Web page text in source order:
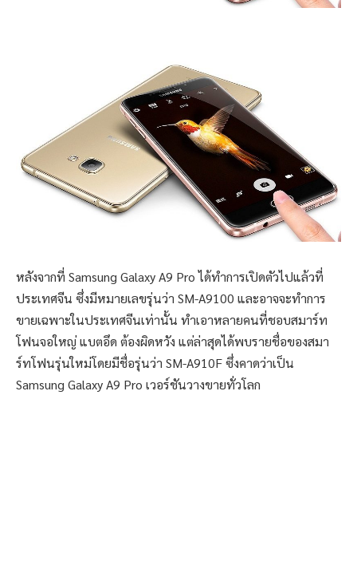
หลังจากที่ Samsung Galaxy A9 Pro ได้ทำการเปิดตัวไปแล้วที่
ประเทศจีน ซึ่งมีหมายเลขรุ่นว่า SM-A9100 และอาจจะทำการ
ขายเฉพาะในประเทศจีนเท่านั้น ทำเอาหลายคนที่ชอบสมาร์ท
โฟนจอใหญ่ แบตอึด ต้องผิดหวัง แต่ล่าสุดได้พบรายชื่อของสมา
ร์ทโฟนรุ่นใหม่โดยมีชื่อรุ่นว่า SM-A910F ซึ่งคาดว่าเป็น
Samsung Galaxy A9 Pro เวอร์ชันวางขายทั่วโลก